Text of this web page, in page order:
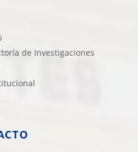
de Investigaciones